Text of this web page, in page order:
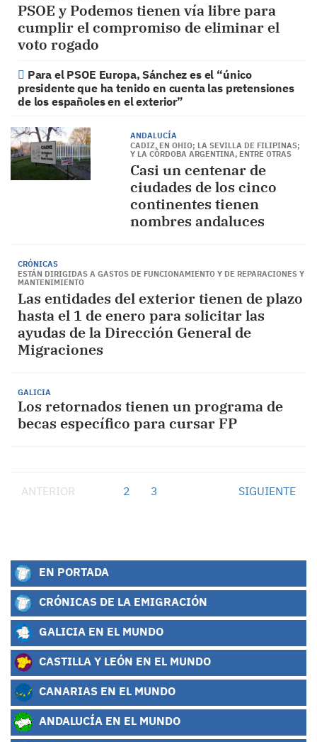
PSOE y Podemos tienen vía libre para
cumplir el compromiso de eliminar el
voto rogado
Para el PSOE Europa, Sánchez es el “único
presidente que ha tenido en cuenta las pretensiones
de los españoles en el exterior”
ANDALUCÍA
CADIZ, EN OHIO; LA SEVILLA DE FILIPINAS;
Y LA CÓRDOBA ARGENTINA, ENTRE OTRAS
Casi un centenar de
ciudades de los cinco
continentes tienen
nombres andaluces
CRÓNICAS
ESTÁN DIRIGIDAS A GASTOS DE FUNCIONAMIENTO Y DE REPARACIONES Y
MANTENIMIENTO
Las entidades del exterior tienen de plazo
hasta el 1 de enero para solicitar las
ayudas de la Dirección General de
Migraciones
GALICIA
Los retornados tienen un programa de
becas específico para cursar FP
ANTERIOR 2 3 SIGUIENTE
EN PORTADA
CRÓNICAS DE LA EMIGRACIÓN
GALICIA EN EL MUNDO
CASTILLA Y LEÓN EN EL MUNDO
CANARIAS EN EL MUNDO
ANDALUCÍA EN EL MUNDO